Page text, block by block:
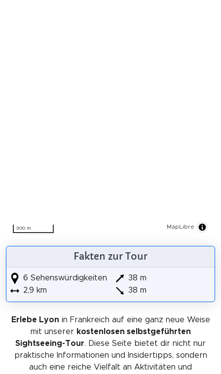
300 m MapLibre
Fakten zur Tour
6 Sehenswürdigkeiten
2,9 km
38 m
38 m
Erlebe Lyon in Frankreich auf eine ganz neue Weise
mit unserer kostenlosen selbstgeführten
Sightseeing-Tour. Diese Seite bietet dir nicht nur
praktische Informationen und Insidertipps, sondern
auch eine reiche Vielfalt an Aktivitäten und